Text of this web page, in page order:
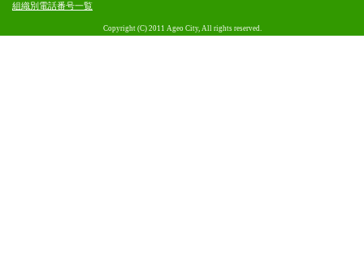
組織別電話番号一覧
Copyright (C) 2011 Ageo City, All rights reserved.